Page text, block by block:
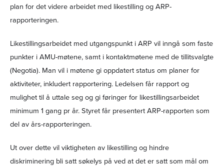
plan for det videre arbeidet med likestilling og ARP-
rapporteringen.
Likestillingsarbeidet med utgangspunkt i ARP vil inngå som faste
punkter i AMU-møtene, samt i kontaktmøtene med de tillitsvalgte
(Negotia). Man vil i møtene gi oppdatert status om planer for
aktiviteter, inkludert rapportering. Ledelsen får rapport og
mulighet til å uttale seg og gi føringer for likestillingsarbeidet
minimum 1 gang pr år. Styret får presentert ARP-rapporten som
del av års-rapporteringen.
Ut over dette vil viktigheten av likestilling og hindre
diskriminering bli satt søkelys på ved at det er satt som mål om